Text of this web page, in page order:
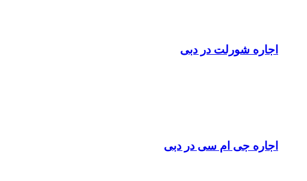
اجاره شورلت در دبی
اجاره جی ام سی در دبی